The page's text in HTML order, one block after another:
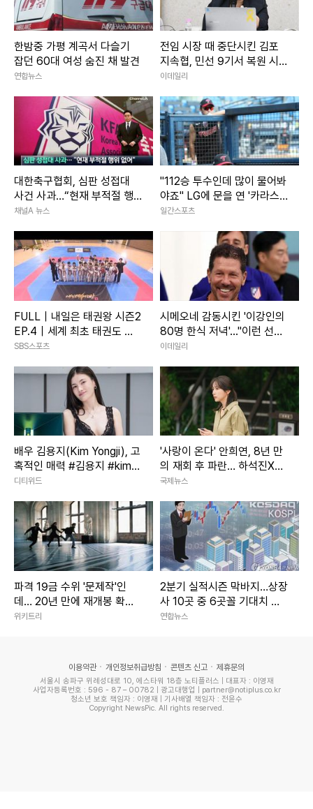
한밤중 가평 계곡서 다슬기
잡던 60대 여성 숨진 채 발견
연합뉴스
전임 시장 때 중단시킨 김포
지속협, 민선 9기서 복원 시
동
이데일리
대한축구협회, 심판 성접대
사건 사과…“현재 부적절 행
위 없어”
채널A 뉴스
"112승 투수인데 많이 물어봐
야죠" LG에 문을 연 '카라스
코 스쿨'
일간스포츠
FULL｜내일은 태권왕 시즌2
EP.4｜세계 최초 태권도 오
디션
SBS스포츠
시메오네 감동시킨 '이강인의
80명 한식 저녁'..."이런 선수
필요했다"
이데일리
배우 김용지(Kim Yongji), 고
혹적인 매력 #김용지 #kimy
ongji #배우
디티위드
'사랑이 온다' 안희연, 8년 만
의 재회 후 파란… 하석진X윤
하빈 독대
국제뉴스
파격 19금 수위 '문제작'인
데… 20년 만에 재개봉 확정
된 영화
위키트리
2분기 실적시즌 막바지…상장
사 10곳 중 6곳꼴 기대치 웃
돌아
연합뉴스
이용약관 개인정보취급방침 콘텐츠 신고 제휴문의
서울시 송파구 위례성대로 10, 에스타워 18층 노티플러스 | 대표자 : 이영재
사업자등록번호 : 596 - 87 – 00782 | 광고대행업 | partner@notiplus.co.kr
청소년 보호 책임자 : 이영재 | 기사배열 책임자 : 전윤수
Copyright NewsPic. All rights reserved.